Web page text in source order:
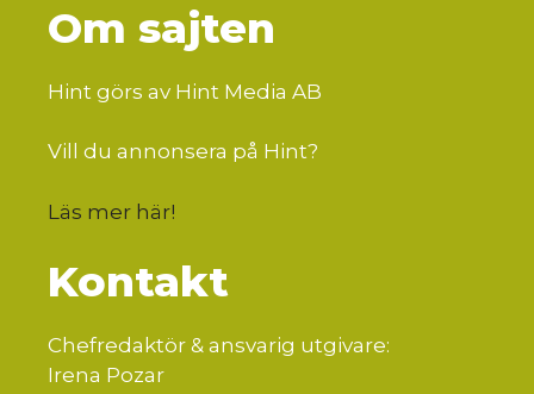
Om sajten
Hint görs av Hint Media AB
Vill du annonsera på Hint?
Läs mer här!
Kontakt
Chefredaktör & ansvarig utgivare:
Irena Pozar